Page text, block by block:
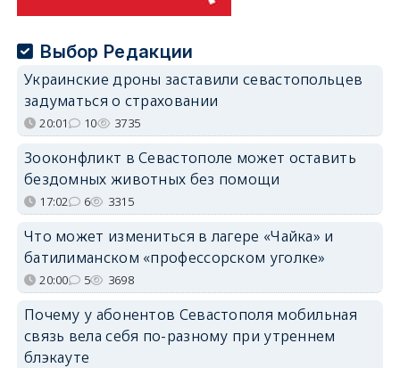
Выбор Редакции
Украинские дроны заставили севастопольцев
задуматься о страховании
20:01 10 3735
Зооконфликт в Севастополе может оставить
бездомных животных без помощи
17:02 6 3315
Что может измениться в лагере «Чайка» и
батилиманском «профессорском уголке»
20:00 5 3698
Почему у абонентов Севастополя мобильная
связь вела себя по-разному при утреннем
блэкауте